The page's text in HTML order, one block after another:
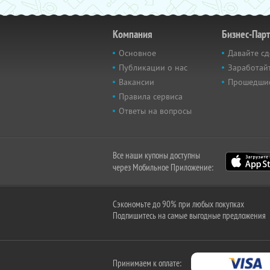
Компания
Основное
Публикации о нас
Вакансии
Правила сервиса
Ответы на вопросы
Бизнес-
Давайте
Все наши купоны доступны
через Мобильное Приложение:
Сэкономьте до 90% при любых покупках
Подпишитесь на самые выгодные предложения
Принимаем к оплате: